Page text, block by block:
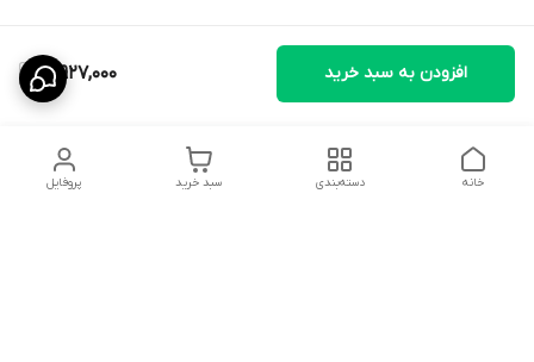
3,927,000 افزودن به سبد خرید
پروفایل سبد خرید دسته‌بندی خانه